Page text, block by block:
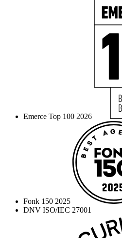
Emerce Top 100 2026
Fonk 150 2025
DNV ISO/IEC 27001